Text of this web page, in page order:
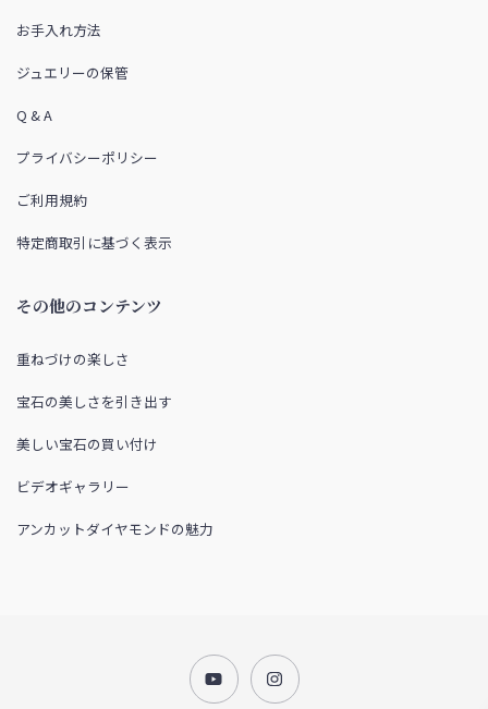
お手入れ方法
ジュエリーの保管
Q & A
プライバシーポリシー
ご利用規約
特定商取引に基づく表示
その他のコンテンツ
重ねづけの楽しさ
宝石の美しさを引き出す
美しい宝石の買い付け
ビデオギャラリー
アンカットダイヤモンドの魅力